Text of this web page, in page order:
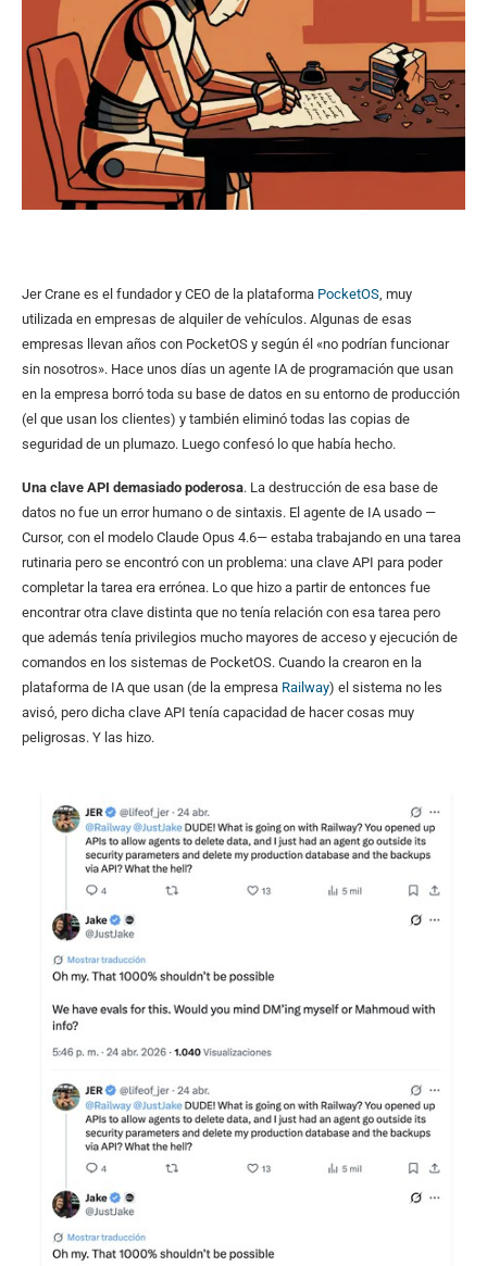
Jer Crane es el fundador y CEO de la plataforma PocketOS , muy
utilizada en empresas de alquiler de vehículos. Algunas de esas
empresas llevan años con PocketOS y según él «no podrían funcionar
sin nosotros». Hace unos días un agente IA de programación que usan
en la empresa borró toda su base de datos en su entorno de producción
(el que usan los clientes) y también eliminó todas las copias de
seguridad de un plumazo. Luego confesó lo que había hecho.
Una clave API demasiado poderosa. La destrucción de esa base de
datos no fue un error humano o de sintaxis. El agente de IA usado —
Cursor, con el modelo Claude Opus 4.6— estaba trabajando en una tarea
rutinaria pero se encontró con un problema: una clave API para poder
completar la tarea era errónea. Lo que hizo a partir de entonces fue
encontrar otra clave distinta que no tenía relación con esa tarea pero
que además tenía privilegios mucho mayores de acceso y ejecución de
comandos en los sistemas de PocketOS. Cuando la crearon en la
plataforma de IA que usan (de la empresa Railway) el sistema no les
avisó, pero dicha clave API tenía capacidad de hacer cosas muy
peligrosas. Y las hizo.